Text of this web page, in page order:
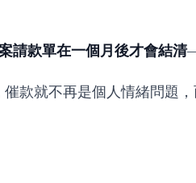
請款單在一個月後才會結清
款就不再是個人情緒問題，